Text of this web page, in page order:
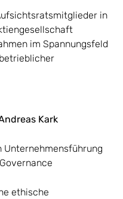
in
im Spannungsfeld
Kark
Unternehmensführung
ethische